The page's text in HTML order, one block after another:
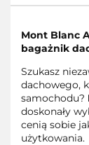
Mont Blanc
bagażnik
Szukasz
dachowego,
samochodu?
doskonały
cenią sobie
użytkowania.